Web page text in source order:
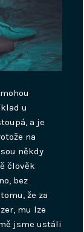
u
a je
na
někdy
člověk
bez
že za
mu lze
jsme ustáli